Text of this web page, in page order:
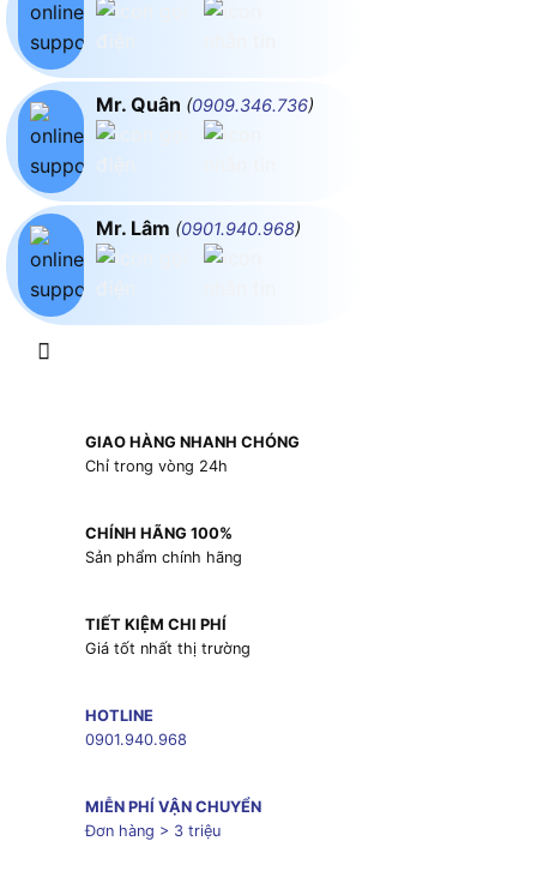
Mr. Quân (0909.346.736)
Mr. Lâm (0901.940.968)
GIAO HÀNG NHANH CHÓNG
Chỉ trong vòng 24h
CHÍNH HÃNG 100%
Sản phẩm chính hãng
TIẾT KIỆM CHI PHÍ
Giá tốt nhất thị trường
HOTLINE
0901.940.968
MIỄN PHÍ VẬN CHUYỂN
Đơn hàng > 3 triệu